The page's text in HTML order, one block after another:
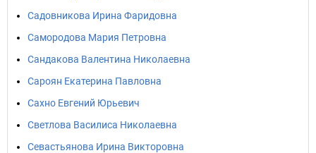
Садовникова Ирина Фаридовна
Самородова Мария Петровна
Сандакова Валентина Николаевна
Сароян Екатерина Павловна
Сахно Евгений Юрьевич
Светлова Василиса Николаевна
Севастьянова Ирина Викторовна